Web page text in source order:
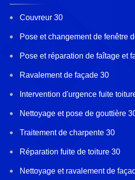
Couvreur 30
Pose et changement de fenêtre
Pose et réparation de faîtage et
Ravalement de façade 30
Intervention d'urgence fuite
Nettoyage et pose de gouttière
Traitement de charpente 30
Réparation fuite de toiture 30
Nettoyage et ravalement de